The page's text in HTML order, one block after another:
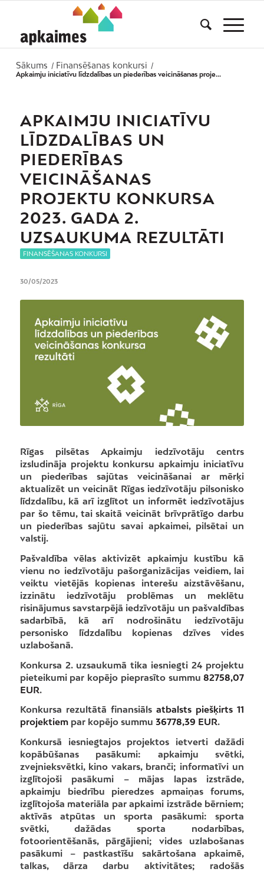
Sākums / Finansēšanas konkursi
/
Apkaimju iniciatīvu līdzdalības un piederības veicināšanas proje...
APKAIMJU INICIATĪVU
LĪDZDALĪBAS UN
PIEDERĪBAS
VEICINĀŠANAS
PROJEKTU KONKURSA
2023. GADA 2.
UZSAUKUMA REZULTĀTI
FINANSĒŠANAS KONKURSI
30/05/2023
Rīgas pilsētas Apkaimju iedzīvotāju centrs
izsludināja projektu konkursu apkaimju iniciatīvu
un piederības sajūtas veicināšanai ar mērķi
aktualizēt un veicināt Rīgas iedzīvotāju pilsonisko
līdzdalību, kā arī izglītot un informēt iedzīvotājus
par šo tēmu, tai skaitā veicināt brīvprātīgo darbu
un piederības sajūtu savai apkaimei, pilsētai un
valstij.
Pašvaldība vēlas aktivizēt apkaimju kustību kā
vienu no iedzīvotāju pašorganizācijas veidiem, lai
veiktu vietējās kopienas interešu aizstāvēšanu,
izzinātu iedzīvotāju problēmas un meklētu
risinājumus savstarpējā iedzīvotāju un pašvaldības
sadarbībā, kā arī nodrošinātu iedzīvotāju
personisko līdzdalību kopienas dzīves vides
uzlabošanā.
Konkursa 2. uzsaukumā tika iesniegti 24 projektu
pieteikumi par kopējo pieprasīto summu82758,07
EUR.
Konkursa rezultātā finansiālsatbalsts piešķirts 11
projektiem par kopējo summu 36778,39 EUR.
Konkursā iesniegtajos projektos ietverti dažādi
kopābūšanas pasākumi: apkaimju svētki,
zvejnieksvētki, kino vakars, branči; informatīvi un
izglītojoši pasākumi – mājas lapas izstrāde,
apkaimju biedrību pieredzes apmaiņas forums,
izglītojoša materiāla par apkaimi izstrāde bērniem;
aktīvās atpūtas un sporta pasākumi: sporta
svētki, dažādas sporta nodarbības,
fotoorientēšanās, pārgājieni; vides uzlabošanas
pasākumi – pastkastīšu sakārtošana apkaimē,
talkas, dārza darbu aktivitātes; radošās